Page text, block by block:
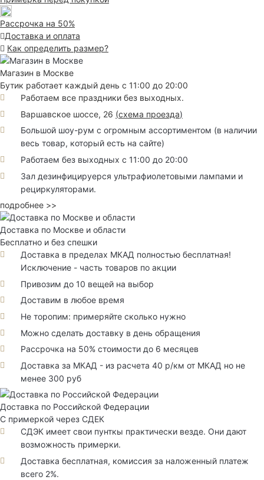
Рассрочка на 50%
Доставка и оплата
Как определить размер?
Магазин в Москве
Бутик работает каждый день с 11:00 до 20:00
Работаем все праздники без выходных.
Варшавское шоссе, 26 (схема проезда)
Большой шоу-рум с огромным ассортиментом (в наличии
весь товар, который есть на сайте)
Работаем без выходных с 11:00 до 20:00
Зал дезинфицируерся ультрафиолетовыми лампами и
рециркуляторами.
подробнее >>
Доставка по Москве и области
Бесплатно и без спешки
Доставка в пределах МКАД полностью бесплатная!
Исключение - часть товаров по акции
Привозим до 10 вещей на выбор
Доставим в любое время
Не торопим: примеряйте сколько нужно
Можно сделать доставку в день обращения
Рассрочка на 50% стоимости до 6 месяцев
Доставка за МКАД - из расчета 40 р/км от МКАД но не
менее 300 руб
Доставка по Российской Федерации
С примеркой через СДЕК
СДЭК имеет свои пунткы практически везде. Они дают
возможность примерки.
Доставка бесплатная, комиссия за наложенный платеж
всего 2%.